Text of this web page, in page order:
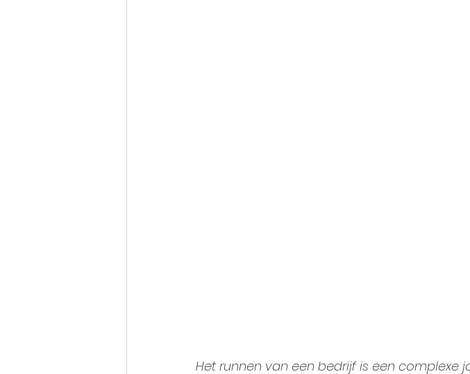
Het runnen van een bedrijf is een complexe